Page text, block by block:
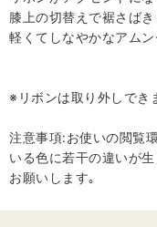
膝上の切替えで裾さばき
軽くてしなやかなアムン
※リボンは取り外しでき
注意事項:お使いの閲覧
いる色に若干の違いが
お願いします｡